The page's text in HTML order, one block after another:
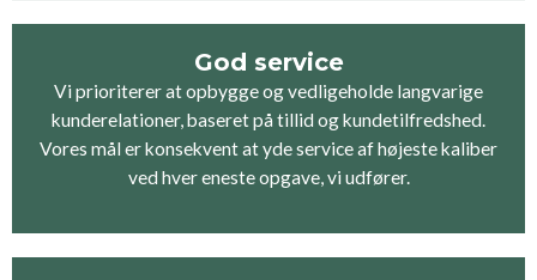
God service
Vi prioriterer at opbygge og vedligeholde langvarige
kunderelationer, baseret på tillid og kundetilfredshed.
Vores mål er konsekvent at yde service af højeste kaliber
ved hver eneste opgave, vi udfører.